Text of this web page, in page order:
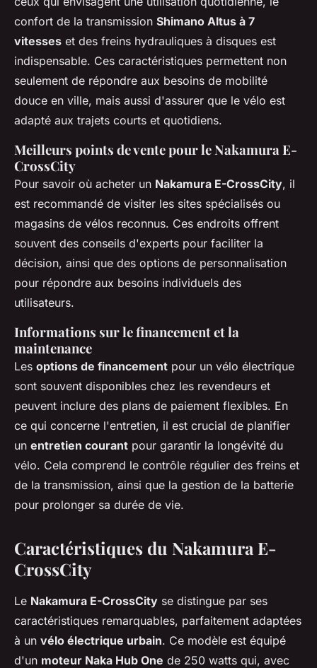
confort de la transmission Shimano Altus à 7
vitesses et des freins hydrauliques à disques est
indispensable. Ces caractéristiques permettent non
seulement de répondre aux besoins de mobilité
douce en ville, mais aussi d'assurer que le vélo est
adapté aux trajets courts et quotidiens.
Meilleurs points de vente pour le Nakamura E-
CrossCity
Pour savoir où acheter un Nakamura E-CrossCity, il
est recommandé de visiter les sites spécialisés ou
magasins de vélos reconnus. Ces endroits offrent
souvent des conseils d'experts pour faciliter la
décision, ainsi que des options de personnalisation
pour répondre aux besoins individuels des
utilisateurs.
Informations sur le financement et la
maintenance
Les options de financement pour un vélo électrique
sont souvent disponibles chez les revendeurs et
peuvent inclure des plans de paiement flexibles. En
ce qui concerne l'entretien, il est crucial de planifier
un entretien courant pour garantir la longévité du
vélo. Cela comprend le contrôle régulier des freins et
de la transmission, ainsi que la gestion de la batterie
pour prolonger sa durée de vie.
Caractéristiques du Nakamura E-
CrossCity
Le Nakamura E-CrossCity se distingue par ses
caractéristiques remarquables, parfaitement adaptées
à un vélo électrique urbain. Ce modèle est équipé
d'un moteur Naka Hub One de 250 watts qui, avec